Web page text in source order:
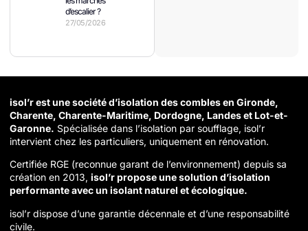
d’escalier ?
27/05/2026
isol’r est une société d’isolation des combles en Gironde,
Charente, Charente-Maritime, Dordogne, Landes et Lot-et-
Garonne. Spécialisée dans l’isolation par soufflage, isol’r
intervient chez les particuliers, uniquement en rénovation.
Certifiée RGE (reconnue garant de l’environnement) depuis sa
création en 2013, isol’r propose une solution d’isolation
performante avec un isolant naturel et écologique.
isol’r dispose d’une garantie décennale et d’une responsabilité
civile.